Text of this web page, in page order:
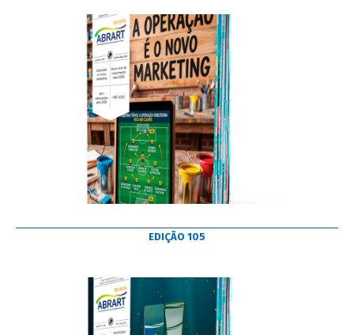
EDIÇÃO 105